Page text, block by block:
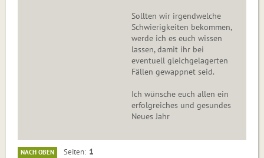
Sollten wir irgendwelche
Schwierigkeiten bekommen,
werde ich es euch wissen
lassen, damit ihr bei
eventuell gleichgelagerten
Fällen gewappnet seid.
Ich wünsche euch allen ein
erfolgreiches und gesundes
Neues Jahr
NACH OBEN Seiten 1